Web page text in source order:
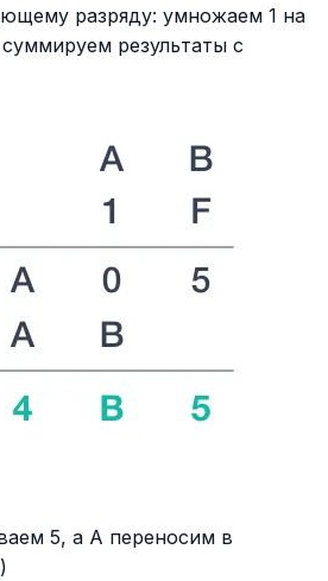
разряду: умножаем 1 на
результаты с
5, а A переносим в